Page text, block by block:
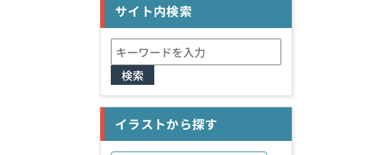
サイト内検索
検
索:
イラストから探す